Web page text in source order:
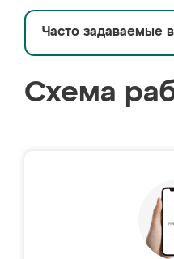
Часто задаваемые
Схема